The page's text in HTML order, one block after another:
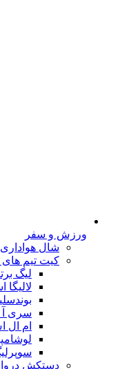
ورزش و سفر
شال هواداری
کیت تیم های
لیگ
لالیگا
سری آ
ام ال
دستکش